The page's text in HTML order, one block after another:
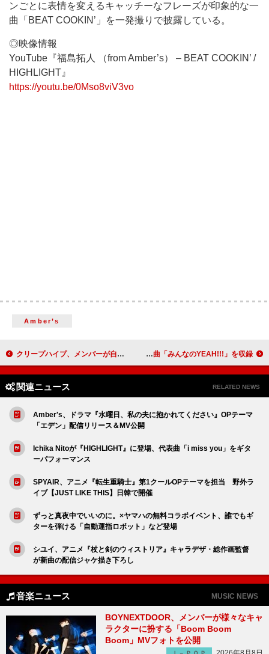
ンごとに表情を変えるキャッチーなフレーズが印象的な一
曲「BEAT COOKIN’」を一発撮りで披露している。
◎映像情報
YouTube『福島拓人 （from Amber’s） – BEAT COOKIN’ /
HIGHLIGHT』
https://youtu.be/0Mso8viV3vo
Amber’s
クリープハイプ、メンバーが自ら撮影した“旅”にまつわるドキュメンタリー映像の一部公開 大泉洋の芸能生活30周年記念EP、スキマスイッチ書き下ろしの新曲「みんなのYEAH!!!」を収録
関連ニュース RELATED NEWS
Amber's、ドラマ『水曜日、私の夫に抱かれてください』OPテーマ
「エデン」配信リリース＆MV公開
Ichika Nitoが『HIGHLIGHT』に登場、代表曲「i miss you」をギタ
ーパフォーマンス
SPYAIR、アニメ『転生重騎士』第1クールOPテーマを担当 野外ラ
イブ【JUST LIKE THIS】日韓で開催
ずっと真夜中でいいのに。×ヤマハの無料コラボイベント、誰でもギ
ターを弾ける「自動運指ロボット」など登場
シユイ、アニメ『杖と剣のウィストリア』キャラデザ・総作画監督
が新曲の配信ジャケ描き下ろし
音楽ニュース MUSIC NEWS
BOYNEXTDOOR、メンバーが様々なキャ
ラクターに扮する「Boom Boom
Boom」MVフォトを公開